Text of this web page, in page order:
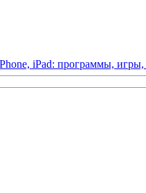
iPad: программы, игры,